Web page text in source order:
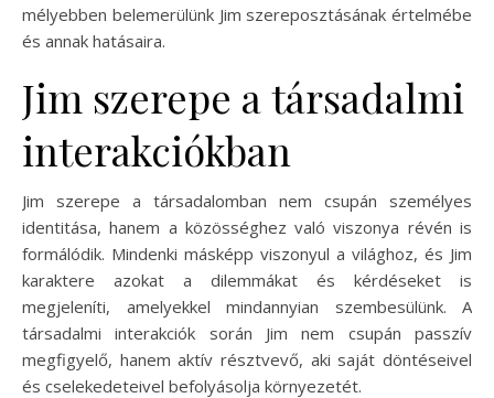
mélyebben belemerülünk Jim szereposztásának értelmébe
és annak hatásaira.
Jim szerepe a társadalmi
interakciókban
Jim szerepe a társadalomban nem csupán személyes
identitása, hanem a közösséghez való viszonya révén is
formálódik. Mindenki másképp viszonyul a világhoz, és Jim
karaktere azokat a dilemmákat és kérdéseket is
megjeleníti, amelyekkel mindannyian szembesülünk. A
társadalmi interakciók során Jim nem csupán passzív
megfigyelő, hanem aktív résztvevő, aki saját döntéseivel
és cselekedeteivel befolyásolja környezetét.